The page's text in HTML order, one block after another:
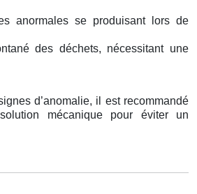
anormales se produisant lors de
des déchets, nécessitant une
d’anomalie, il est recommandé
mécanique pour éviter un